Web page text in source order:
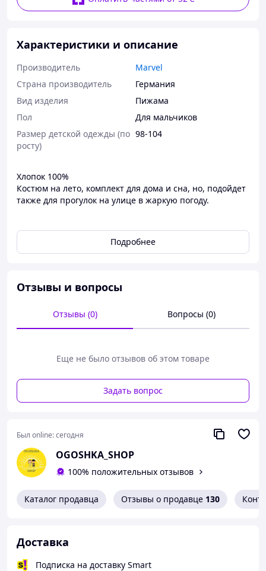
Характеристики и описание
Производитель
Marvel
Страна производитель
Германия
Вид изделия
Пижама
Пол
Для мальчиков
Размер детской одежды (по
росту)
98-104
Хлопок 100%
Костюм на лето, комплект для дома и сна, но, подойдет
также для прогулок на улице в жаркую погоду.
✅
Шорти
Длина 30см
✅110-116
Длина 48см
Ширина 31см
Шорти
Пояс 25см
Футболка
Длина 52см
Ширина 33см
Шорти
Пояс 26см
Подробнее
Отзывы и вопросы
Отзывы (0) Вопросы (0)
Еще не было отзывов об этом товаре
Задать вопрос
Был online:сегодня
OGOSHKA_SHOP
100% положительных отзывов
Каталог продавца Отзывы о продавце 130
Доставка
Подписка на доставку Smart